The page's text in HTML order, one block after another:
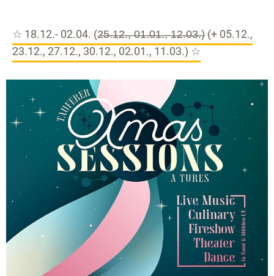
☆ 18.12.- 02.04. (2̶5̶.̶1̶2̶.̶,̶ ̶0̶1̶.̶0̶1̶.̶,̶ ̶1̶2̶.̶0̶3̶.̶) (+ 05.12.,
23.12., 27.12., 30.12., 02.01., 11.03.) ☆